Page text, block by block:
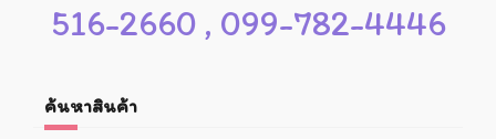
516-2660 , 099-782-4446
ค้นหาสินค้า